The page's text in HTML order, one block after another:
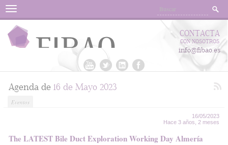
Menu
CONTACTA
CON NOSOTROS
info@fibao.es
Agenda de 16 de Mayo 2023
Eventos
16/05/2023
Hace 3 años, 2 meses
The LATEST Bile Duct Exploration Working Day Almería